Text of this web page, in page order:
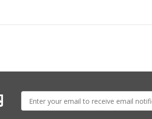
mail: